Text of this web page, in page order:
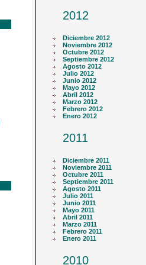
2012
Diciembre 2012
Noviembre 2012
Octubre 2012
Septiembre 2012
Agosto 2012
Julio 2012
Junio 2012
Mayo 2012
Abril 2012
Marzo 2012
Febrero 2012
Enero 2012
2011
Diciembre 2011
Noviembre 2011
Octubre 2011
Septiembre 2011
Agosto 2011
Julio 2011
Junio 2011
Mayo 2011
Abril 2011
Marzo 2011
Febrero 2011
Enero 2011
2010